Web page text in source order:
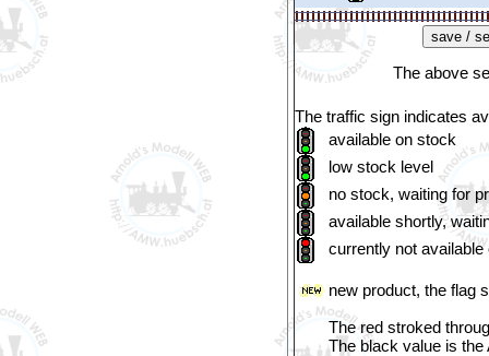
The above
The traffic sign indicates
available on stock
low stock level
no stock, waiting for
available shortly,
currently not
new product, the flag
The red stroked
The black value is